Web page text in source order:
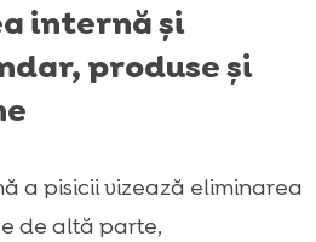
internă și
produse și
a pisicii vizează eliminarea
de altă parte,